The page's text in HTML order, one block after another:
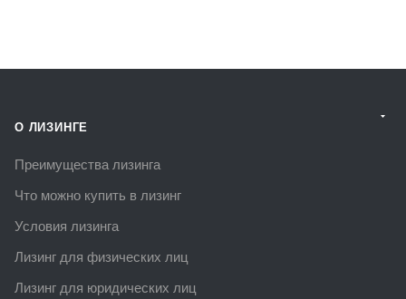
О ЛИЗИНГЕ
Преимущества лизинга
Что можно купить в лизинг
Условия лизинга
Лизинг для физических лиц
Лизинг для юридических лиц